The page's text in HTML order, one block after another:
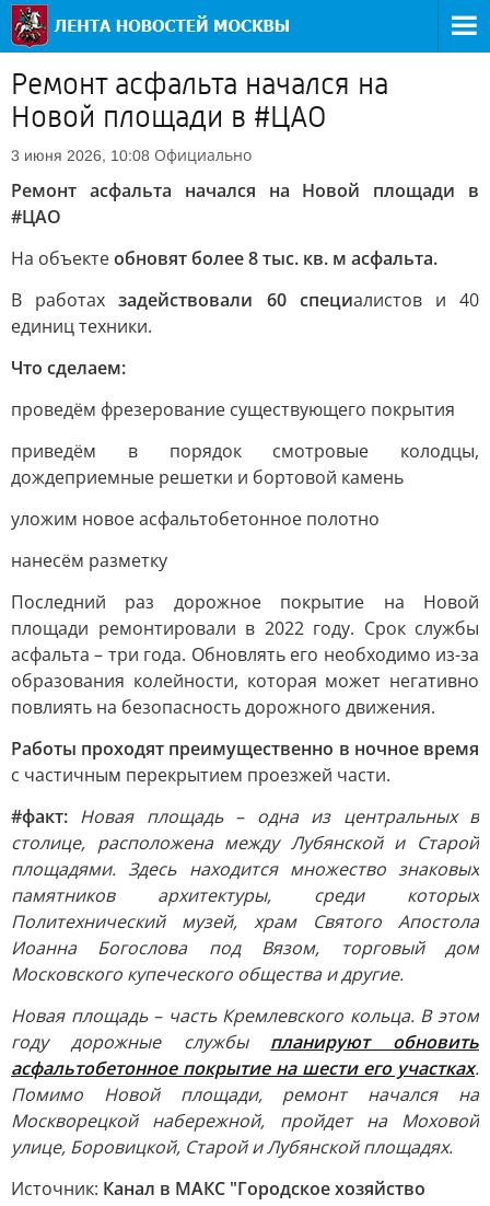
Ремонт асфальта начался на
Новой площади в #ЦАО
3 июня 2026, 10:08 Официально
Ремонт асфальта начался на Новой площади в
#ЦАО
На объектеобновят более 8 тыс. кв. м асфальта.
В работах задействовали 60 специалистов и 40
единиц техники.
Что сделаем:
проведём фрезерование существующего покрытия
приведём в порядок смотровые колодцы,
дождеприемные решетки и бортовой камень
уложим новое асфальтобетонное полотно
нанесём разметку
Последний раз дорожное покрытие на Новой
площади ремонтировали в 2022 году. Срок службы
асфальта – три года. Обновлять его необходимо из-за
образования колейности, которая может негативно
повлиять на безопасность дорожного движения.
Работы проходят преимущественно в ночное время
с частичным перекрытием проезжей части.
#факт: Новая площадь – одна из центральных в
столице, расположена между Лубянской и Старой
площадями. Здесь находится множество знаковых
памятников архитектуры, среди которых
Политехнический музей, храм Святого Апостола
Иоанна Богослова под Вязом, торговый дом
Московского купеческого общества и другие.
Новая площадь – часть Кремлевского кольца. В этом
году дорожные службы планируют обновить
асфальтобетонное покрытие на шести его участках.
Помимо Новой площади, ремонт начался на
Москворецкой набережной, пройдет на Моховой
улице, Боровицкой, Старой и Лубянской площадях.
Источник: Канал в МАКС "Городское хозяйство